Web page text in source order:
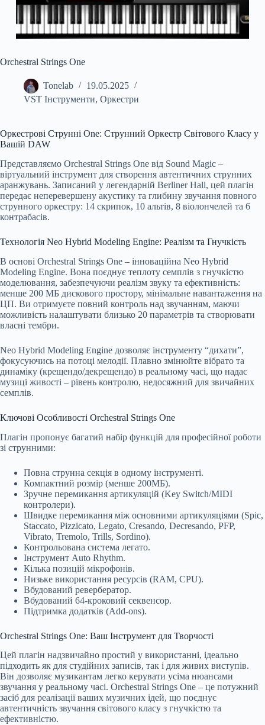
Orchestral Strings One
Tonelab
19.05.2025
VST Інструменти, Оркестри
Оркестрові Струнні One: Струнний Оркестр Світового Класу у
Вашій DAW
Представляємо Orchestral Strings One від Sound Magic –
віртуальний інструмент для створення автентичних струнних
аранжувань. Записаний у легендарній Berliner Hall, цей плагін
передає неперевершену акустику та глибину звучання повного
струнного оркестру: 14 скрипок, 10 альтів, 8 віолончелей та 6
контрабасів.
Технологія Neo Hybrid Modeling Engine: Реалізм та Гнучкість
В основі Orchestral Strings One – інноваційна Neo Hybrid
Modeling Engine. Вона поєднує теплоту семплів з гнучкістю
моделювання, забезпечуючи реалізм звуку та ефективність:
менше 200 МБ дискового простору, мінімальне навантаження на
ЦП. Ви отримуєте повний контроль над звучанням, маючи
можливість налаштувати близько 20 параметрів та створювати
власні тембри.
Neo Hybrid Modeling Engine дозволяє інструменту “дихати”,
фокусуючись на потоці мелодії. Плавно змінюйте вібрато та
динаміку (крещендо/декрещендо) в реальному часі, що надає
музиці живості – рівень контролю, недосяжний для звичайних
семплів.
Ключові Особливості Orchestral Strings One
Плагін пропонує багатий набір функцій для професійної роботи
зі струнними:
Повна струнна секція в одному інструменті.
Компактний розмір (менше 200МБ).
Зручне перемикання артикуляцій (Key Switch/MIDI
контролери).
Швидке перемикання між основними артикуляціями (Spic,
Staccato, Pizzicato, Legato, Cresando, Decresando, PFP,
Vibrato, Tremolo, Trills, Sordino).
Контрольована система легато.
Інструмент Auto Rhythm.
Кілька позицій мікрофонів.
Низьке використання ресурсів (RAM, CPU).
Вбудований ревербератор.
Вбудований 64-кроковий секвенсор.
Підтримка додатків (Add-ons).
Orchestral Strings One: Ваш Інструмент для Творчості
Цей плагін надзвичайно простий у використанні, ідеально
підходить як для студійних записів, так і для живих виступів.
Він дозволяє музикантам легко керувати усіма нюансами
звучання у реальному часі. Orchestral Strings One – це потужний
засіб для реалізації ваших музичних ідей, що поєднує
автентичність звучання світового класу з гнучкістю та
ефективністю.